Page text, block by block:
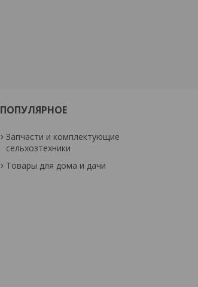
ПОПУЛЯРНОЕ
Запчасти и комплектующие
сельхозтехники
Товары для дома и дачи